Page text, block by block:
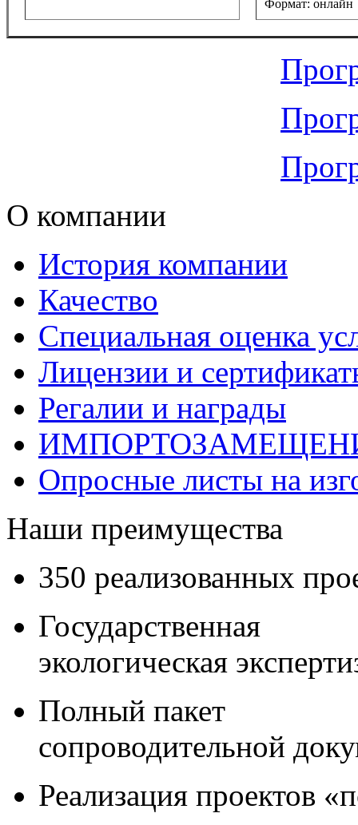
Формат: онлайн
О компании
История компании
Качество
Специальная оценка
Лицензии и
Регалии и награды
Опросные листы на
Наши преимущества
350 реализованных
Государственная
экологическая
Полный пакет
сопроводительной
Реализация проектов